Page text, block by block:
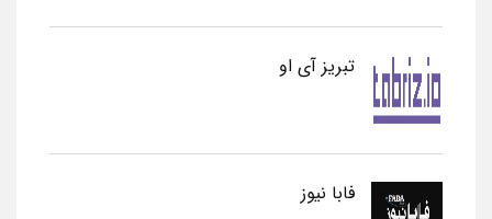
تبریز آی او
فابا نیوز